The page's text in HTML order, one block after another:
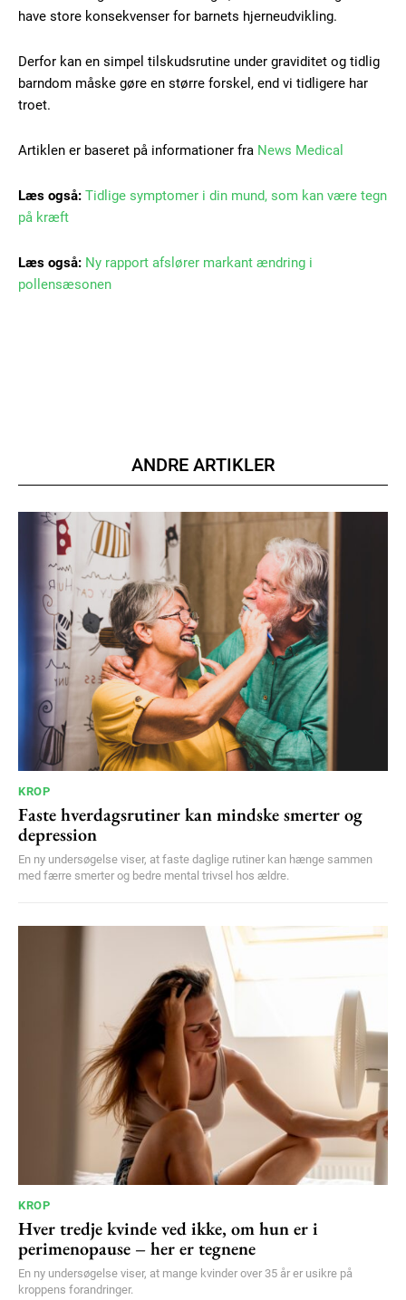
Nullam eu erat condimentum
Orci varius natoque dolor
Member full access
100DKK
Orci varius natoque dolor
YEARLY PRICING MONTHLY PRICING
have store konsekvenser for barnets hjerneudvikling.
Derfor kan en simpel tilskudsrutine under graviditet og tidlig
barndom måske gøre en større forskel, end vi tidligere har
troet.
Artiklen er baseret på informationer fra News Medical
Læs også: Tidlige symptomer i din mund, som kan være tegn
på kræft
Læs også: Ny rapport afslører markant ændring i
pollensæsonen
ANDRE ARTIKLER
KROP
Faste hverdagsrutiner kan mindske smerter og
depression
En ny undersøgelse viser, at faste daglige rutiner kan hænge sammen
med færre smerter og bedre mental trivsel hos ældre.
KROP
Hver tredje kvinde ved ikke, om hun er i
perimenopause – her er tegnene
En ny undersøgelse viser, at mange kvinder over 35 år er usikre på
kroppens forandringer.